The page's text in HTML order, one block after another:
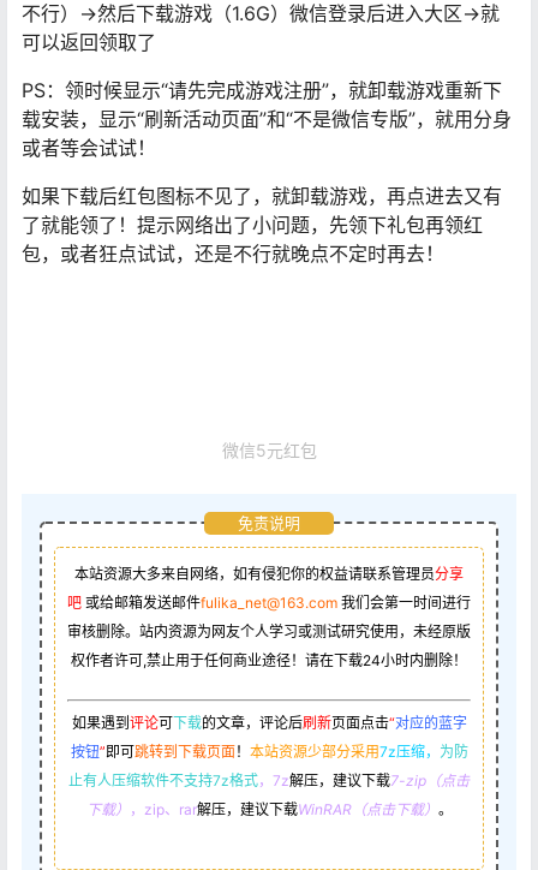
不行）->然后下载游戏（1.6G）微信登录后进入大区->就
可以返回领取了
PS：领时候显示“请先完成游戏注册”，就卸载游戏重新下
载安装，显示“刷新活动页面”和“不是微信专版”，就用分身
或者等会试试！
如果下载后红包图标不见了，就卸载游戏，再点进去又有
了就能领了！提示网络出了小问题，先领下礼包再领红
包，或者狂点试试，还是不行就晚点不定时再去！
微信5元红包
免责说明
本站资源大多来自网络，如有侵犯你的权益请联系管理员分享
吧 或给邮箱发送邮件fulika_net@163.com 我们会第一时间进行
审核删除。站内资源为网友个人学习或测试研究使用，未经原版
权作者许可,禁止用于任何商业途径！请在下载24小时内删除！
如果遇到 评论可下载的文章，评论后刷新页面点击“对应的蓝字
按钮”即可跳转到下载页面！ 本站资源少部分采用7z压缩， 为防
止有人压缩软件不支持7z格式，7z解压，建议下载7-zip（点击
下载） ，zip、rar解压，建议下载WinRAR（点击下载） 。